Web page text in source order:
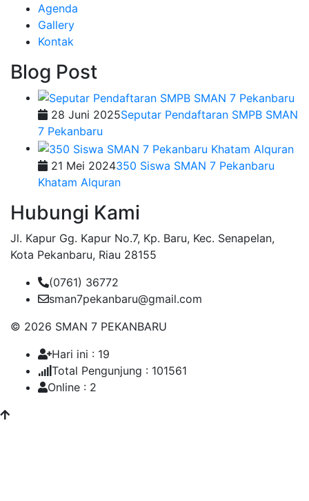
Agenda
Gallery
Kontak
Blog Post
28 Juni 2025Seputar Pendaftaran SMPB SMAN
7 Pekanbaru
21 Mei 2024350 Siswa SMAN 7 Pekanbaru
Khatam Alquran
Hubungi Kami
Jl. Kapur Gg. Kapur No.7, Kp. Baru, Kec. Senapelan,
Kota Pekanbaru, Riau 28155
(0761) 36772
sman7pekanbaru@gmail.com
© 2026 SMAN 7 PEKANBARU
Hari ini : 19
Total Pengunjung : 101561
Online : 2